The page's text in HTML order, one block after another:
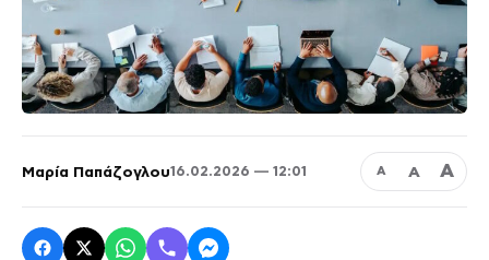
Μαρία Παπάζογλου16.02.2026 — 12:01 Α Α Α